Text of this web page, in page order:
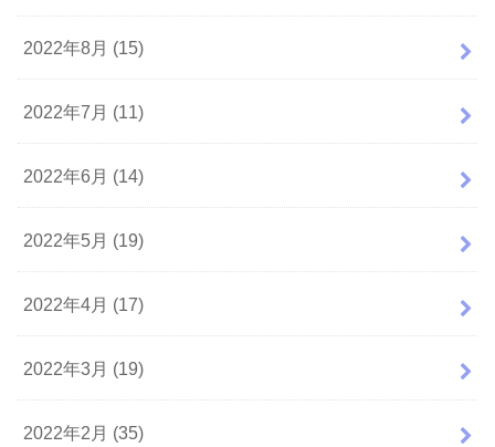
2022年8月 (15)
2022年7月 (11)
2022年6月 (14)
2022年5月 (19)
2022年4月 (17)
2022年3月 (19)
2022年2月 (35)